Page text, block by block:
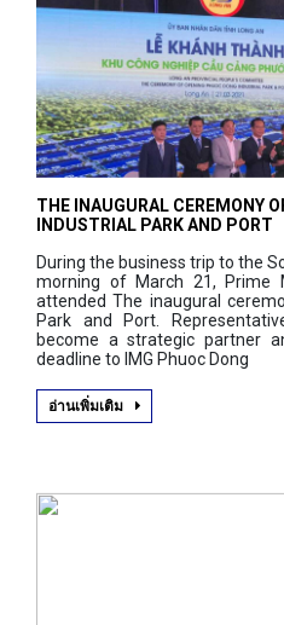
THE INAUGURAL CEREMONY
INDUSTRIAL PARK AND PORT
During the business trip to the
morning of March 21, Prime
attended The inaugural
Park and Port.
become a strategic partner
deadline to IMG Phuoc Dong
อ่านเพิ่มเติม